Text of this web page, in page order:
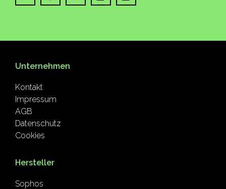
Unternehmen
Kontakt
Impressum
AGB
Datenschutz
Cookies
Hersteller
Sophos